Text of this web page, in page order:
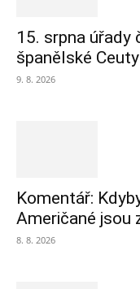
15. srpna úřady
španělské Ceuty
9. 8. 2026
Komentář:
Američané jsou
8. 8. 2026